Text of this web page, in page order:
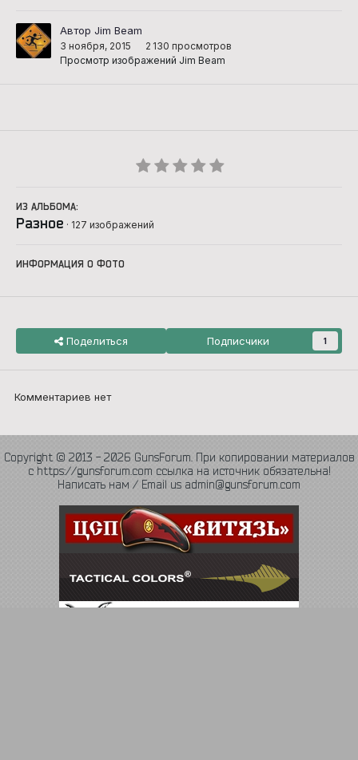
Автор Jim Beam
3 ноября, 2015
2 130 просмотров
Просмотр изображений Jim Beam
ИЗ АЛЬБОМА:
Разное · 127 изображений
ИНФОРМАЦИЯ О ФОТО
Поделиться Подписчики 1
Комментариев нет
Copyright © 2013 - 2026 GunsForum. При копировании материалов
с https://gunsforum.com ссылка на источник обязательна!
Написать нам / Email us admin@gunsforum.com